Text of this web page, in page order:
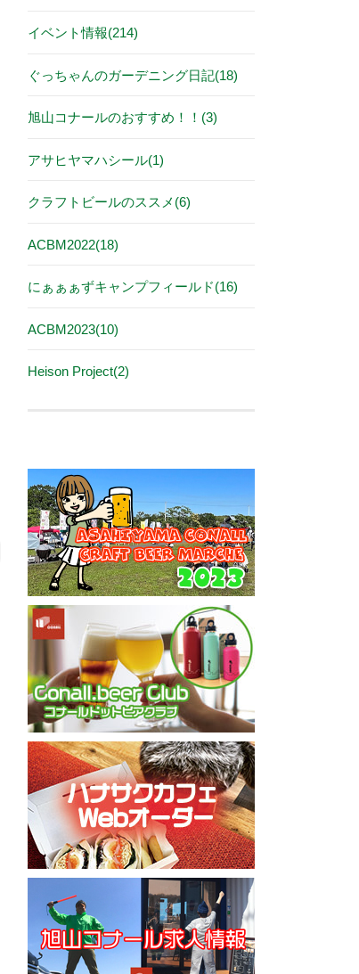
イベント情報(214)
ぐっちゃんのガーデニング日記(18)
旭山コナールのおすすめ！！(3)
アサヒヤマハシール(1)
クラフトビールのススメ(6)
ACBM2022(18)
にぁぁぁずキャンプフィールド(16)
ACBM2023(10)
Heison Project(2)